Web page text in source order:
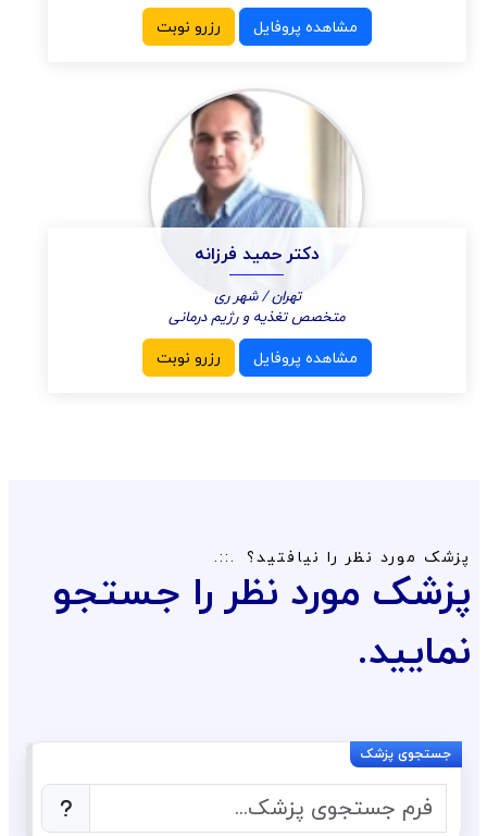
مشاهده پروفایل رزرو نوبت
دکتر حمید فرزانه
تهران / شهر ری
متخصص تغذیه و رژیم درمانی
مشاهده پروفایل رزرو نوبت
پزشک مورد نظر را نیافتید؟
پزشک مورد نظر را جستجو
نمایید.